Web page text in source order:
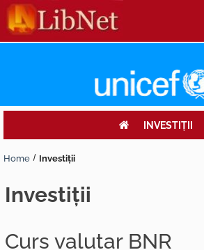
INVESTIŢII
Home Investiţii
investiţii
Curs valutar BNR